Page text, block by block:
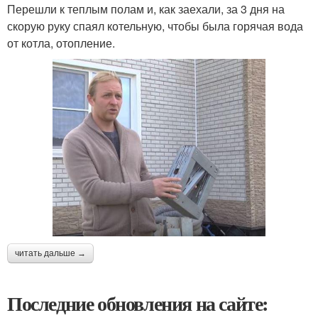
Перешли к теплым полам и, как заехали, за 3 дня на
скорую руку спаял котельную, чтобы была горячая вода
от котла, отопление.
читать дальше →
Последние обновления на сайте: